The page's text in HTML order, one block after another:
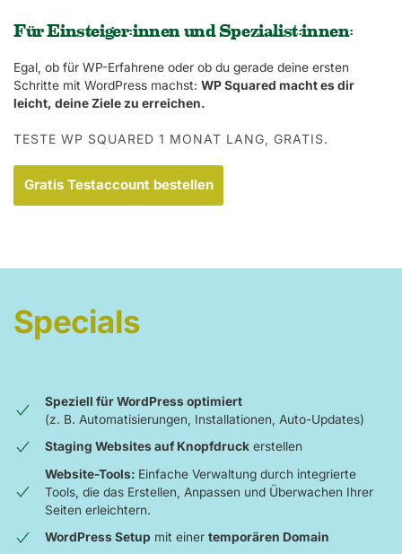
Für Einsteiger:innen und Spezialist:innen:
Egal, ob für WP-Erfahrene oder ob du gerade deine ersten
Schritte mit WordPress machst: WP Squared macht es dir
leicht, deine Ziele zu erreichen.
TESTE WP SQUARED 1 MONAT LANG, GRATIS.
Gratis Testaccount bestellen
Specials
Speziell für WordPress optimiert
(z. B. Automatisierungen, Installationen, Auto-Updates)
Staging Websites auf Knopfdruck erstellen
Website-Tools: Einfache Verwaltung durch integrierte
Tools, die das Erstellen, Anpassen und Überwachen Ihrer
Seiten erleichtern.
WordPress Setup mit einer temporären Domain